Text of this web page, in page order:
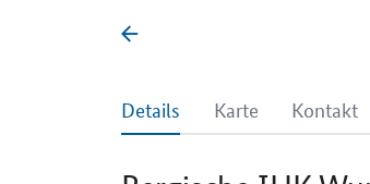
Details Karte Kontakt